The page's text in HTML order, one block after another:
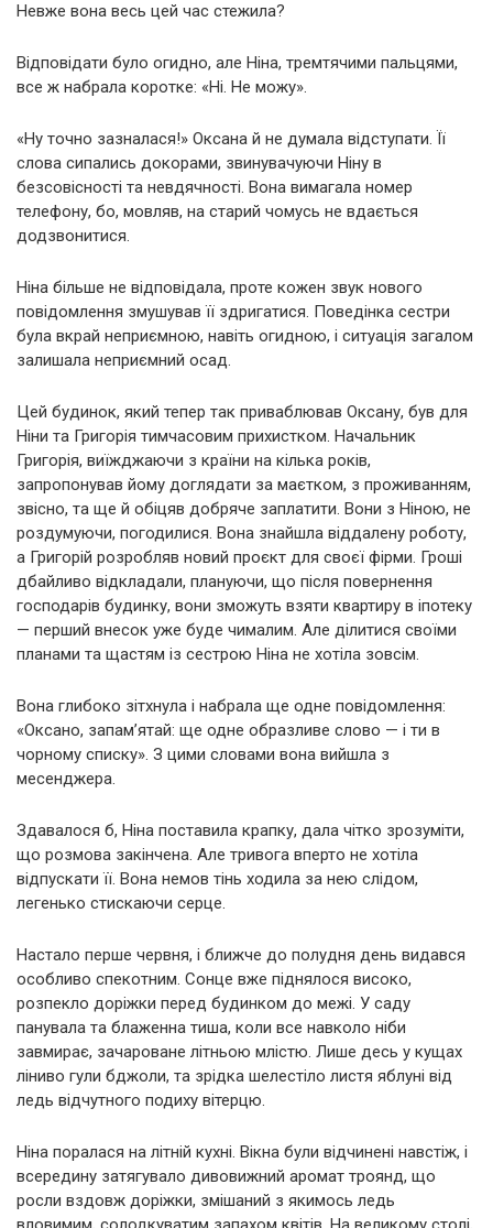
Невже вона весь цей час стежила?
Відповідати було огидно, але Ніна, тремтячими пальцями,
все ж набрала коротке: «Ні. Не можу».
«Ну точно зазналася!» Оксана й не думала відступати. Її
слова сипались докорами, звинувачуючи Ніну в
безсовісності та невдячності. Вона вимагала номер
телефону, бо, мовляв, на старий чомусь не вдається
додзвонитися.
Ніна більше не відповідала, проте кожен звук нового
повідомлення змушував її здригатися. Поведінка сестри
була вкрай неприємною, навіть огидною, і ситуація загалом
залишала неприємний осад.
Цей будинок, який тепер так приваблював Оксану, був для
Ніни та Григорія тимчасовим прихистком. Начальник
Григорія, виїжджаючи з країни на кілька років,
запропонував йому доглядати за маєтком, з проживанням,
звісно, та ще й обіцяв добряче заплатити. Вони з Ніною, не
роздумуючи, погодилися. Вона знайшла віддалену роботу,
а Григорій розробляв новий проєкт для своєї фірми. Гроші
дбайливо відкладали, плануючи, що після повернення
господарів будинку, вони зможуть взяти квартиру в іпотеку
— перший внесок уже буде чималим. Але ділитися своїми
планами та щастям із сестрою Ніна не хотіла зовсім.
Вона глибоко зітхнула і набрала ще одне повідомлення:
«Оксано, запам’ятай: ще одне образливе слово — і ти в
чорному списку». З цими словами вона вийшла з
месенджера.
Здавалося б, Ніна поставила крапку, дала чітко зрозуміти,
що розмова закінчена. Але тривога вперто не хотіла
відпускати її. Вона немов тінь ходила за нею слідом,
легенько стискаючи серце.
Настало перше червня, і ближче до полудня день видався
особливо спекотним. Сонце вже піднялося високо,
розпекло доріжки перед будинком до межі. У саду
панувала та блаженна тиша, коли все навколо ніби
завмирає, зачароване літньою млістю. Лише десь у кущах
ліниво гули бджоли, та зрідка шелестіло листя яблуні від
ледь відчутного подиху вітерцю.
Ніна поралася на літній кухні. Вікна були відчинені навстіж, і
всередину затягувало дивовижний аромат троянд, що
росли вздовж доріжки, змішаний з якимось ледь